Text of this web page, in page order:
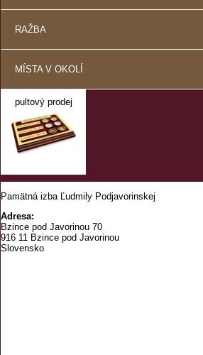
RAŽBA
MÍSTA V OKOLÍ
pultový prodej
Pamätná izba Ľudmily Podjavorinskej
Adresa:
Bzince pod Javorinou 70
916 11 Bzince pod Javorinou
Slovensko